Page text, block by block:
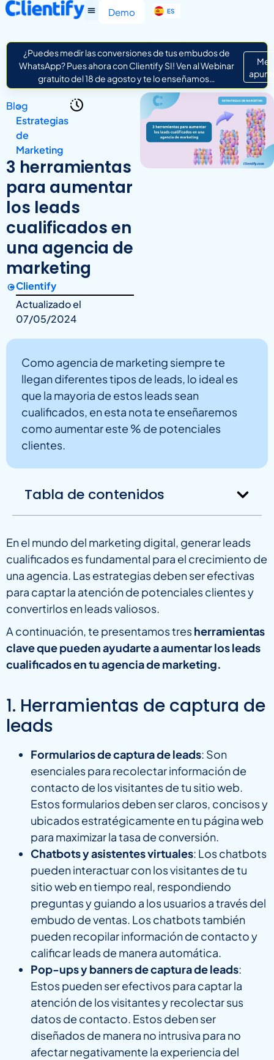
Demo ES
IT
¿Puedes medir las conversiones de tus embudos de
WhatsApp? Pues ahora con Clientify SI! Ven al Webinar
gratuito del 18 de agosto y te lo enseñamos…
Me
Blog
>
Estrategias
de
Marketing
3 herramientas
para aumentar
los leads
cualificados en
una agencia de
marketing
Clientify
Actualizado el
07/05/2024
Como agencia de marketing siempre te
llegan diferentes tipos de leads, lo ideal es
que la mayoria de estos leads sean
cualificados, en esta nota te enseñaremos
como aumentar este % de potenciales
clientes.
Tabla de contenidos
En el mundo del marketing digital, generar leads
cualificados es fundamental para el crecimiento de
una agencia. Las estrategias deben ser efectivas
para captar la atención de potenciales clientes y
convertirlos en leads valiosos.
A continuación, te presentamos tresherramientas
clave que pueden ayudarte a aumentar los leads
cualificados en tu agencia de marketing.
1. Herramientas de captura de
leads
Formularios de captura de leads: Son
esenciales para recolectar información de
contacto de los visitantes de tu sitio web.
Estos formularios deben ser claros, concisos y
ubicados estratégicamente en tu página web
para maximizar la tasa de conversión.
Chatbots y asistentes virtuales: Los chatbots
pueden interactuar con los visitantes de tu
sitio web en tiempo real, respondiendo
preguntas y guiando a los usuarios a través del
embudo de ventas. Los chatbots también
pueden recopilar información de contacto y
calificar leads de manera automática.
Pop-ups y banners de captura de leads:
Estos pueden ser efectivos para captar la
atención de los visitantes y recolectar sus
datos de contacto. Estos deben ser
diseñados de manera no intrusiva para no
afectar negativamente la experiencia del